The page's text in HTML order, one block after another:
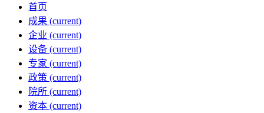
首页
成果 (current)
企业 (current)
设备 (current)
专家 (current)
政策 (current)
院所 (current)
资本 (current)